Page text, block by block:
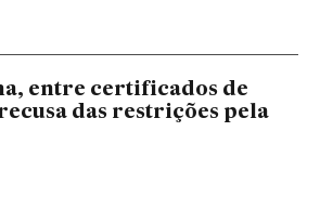
entre certificados de
das restrições pela